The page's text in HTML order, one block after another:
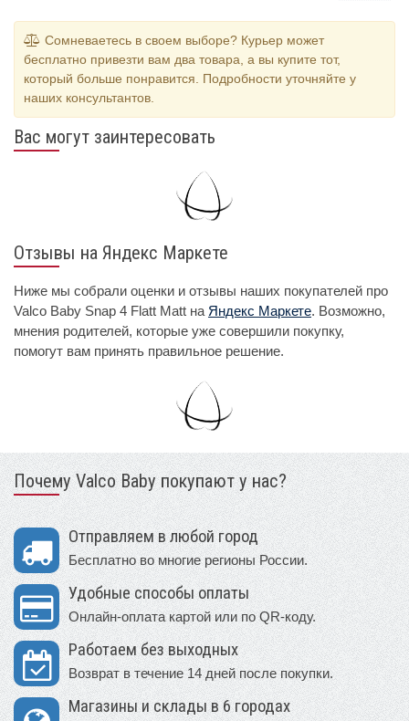
Сомневаетесь в своем выборе? Курьер может
бесплатно привезти вам два товара, а вы купите тот,
который больше понравится. Подробности уточняйте у
наших консультантов.
Вас могут заинтересовать
Отзывы на Яндекс Маркете
Ниже мы собрали оценки и отзывы наших покупателей про
Valco Baby Snap 4 Flatt Matt на Яндекс Маркете. Возможно,
мнения родителей, которые уже совершили покупку,
помогут вам принять правильное решение.
Почему Valco Baby покупают у нас?
Отправляем в любой город
Бесплатно во многие регионы России.
Удобные способы оплаты
Онлайн-оплата картой или по QR-коду.
Работаем без выходных
Возврат в течение 14 дней после покупки.
Магазины и склады в 6 городах